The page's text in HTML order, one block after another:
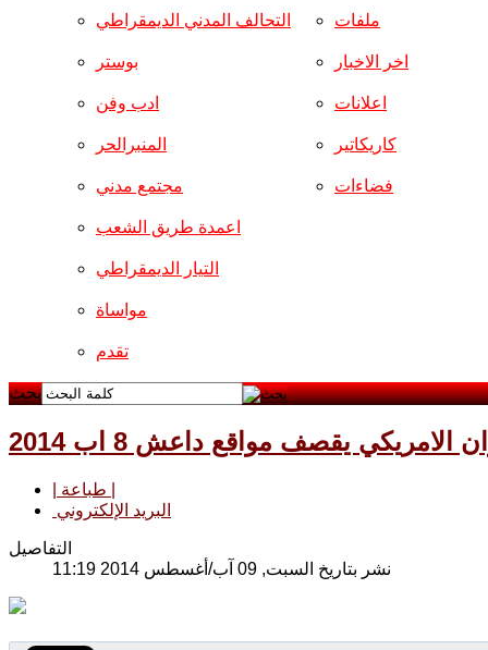
التحالف المدني الديمقراطي
بوستر
ادب وفن
المنبرالحر
مجتمع مدني
ملفات
اخر الاخبار
اعلانات
كاريكاتير
فضاءات
اعمدة طريق الشعب
التيار الديمقراطي
مواساة
تقدم
بحث
الامريكي يقصف مواقع داعش 8 اب 2014
البريد الإلكتروني
التفاصيل
نشر بتاريخ السبت, 09 آب/أغسطس 2014 11:19